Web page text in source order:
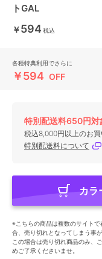
トGAL
￥594 税込
各種特典利用でさらに
￥594 OFF
特別配送料650円対
税込8,000円以上のお
特別配送料について
カラ
※こちらの商品は複数のサイト
合、売り切れとなってしまう事が
この場合は売り切れ商品のみ、
めご了承くださいませ。